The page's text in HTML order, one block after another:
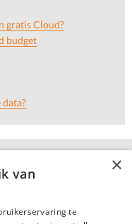
gratis Cloud?
budget
×
van
te